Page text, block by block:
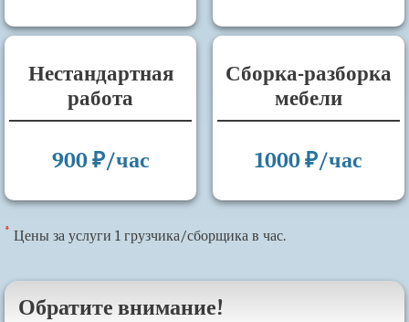
Нестандартная
работа
900 ₽/час
Сборка-разборка
мебели
1000 ₽/час
* Цены за услуги 1 грузчика/сборщика в час.
Обратите внимание!